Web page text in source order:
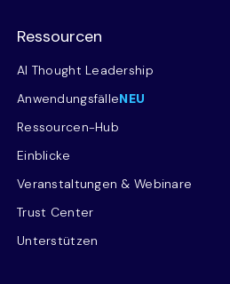
Ressourcen
AI Thought Leadership
AnwendungsfälleNEU
Ressourcen-Hub
Einblicke
Veranstaltungen & Webinare
Trust Center
Unterstützen